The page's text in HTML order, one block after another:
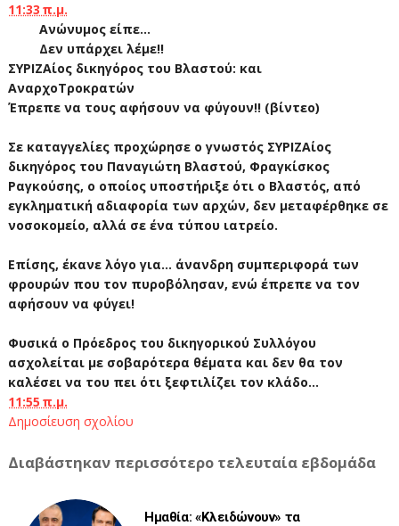
11:33 π.μ.
Ανώνυμος είπε...
Δεν υπάρχει λέμε!!
ΣΥΡΙΖΑίος δικηγόρος του Βλαστού: και
ΑναρχοΤροκρατών
Έπρεπε να τους αφήσουν να φύγουν!! (βίντεο)
Σε καταγγελίες προχώρησε ο γνωστός ΣΥΡΙΖΑίος
δικηγόρος του Παναγιώτη Βλαστού, Φραγκίσκος
Ραγκούσης, ο οποίος υποστήριξε ότι ο Βλαστός, από
εγκληματική αδιαφορία των αρχών, δεν μεταφέρθηκε σε
νοσοκομείο, αλλά σε ένα τύπου ιατρείο.
Επίσης, έκανε λόγο για... άνανδρη συμπεριφορά των
φρουρών που τον πυροβόλησαν, ενώ έπρεπε να τον
αφήσουν να φύγει!
Φυσικά ο Πρόεδρος του δικηγορικού Συλλόγου
ασχολείται με σοβαρότερα θέματα και δεν θα τον
καλέσει να του πει ότι ξεφτιλίζει τον κλάδο...
11:55 π.μ.
Δημοσίευση σχολίου
Διαβάστηκαν περισσότερο τελευταία εβδομάδα
Ημαθία: «Κλειδώνουν» τα